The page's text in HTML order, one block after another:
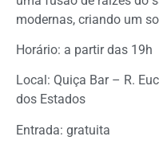
modernas, criando um
Horário: a partir das 19h
Local: Quiça Bar – R.
dos Estados
Entrada: gratuita